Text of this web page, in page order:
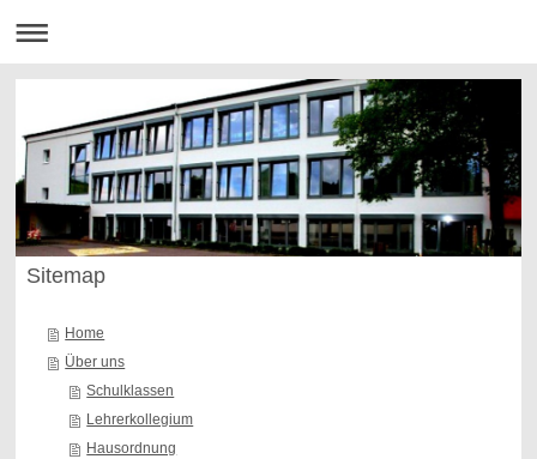
Sitemap
Home
Über uns
Schulklassen
Lehrerkollegium
Hausordnung